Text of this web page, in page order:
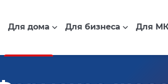
Для дома Для бизнеса Для